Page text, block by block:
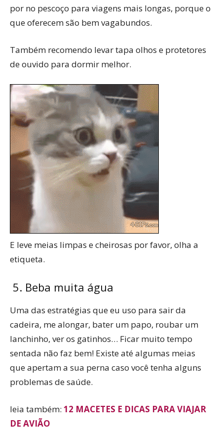
por no pescoço para viagens mais longas, porque o
que oferecem são bem vagabundos.
Também recomendo levar tapa olhos e protetores
de ouvido para dormir melhor.
E leve meias limpas e cheirosas por favor, olha a
etiqueta.
5. Beba muita água
Uma das estratégias que eu uso para sair da
cadeira, me alongar, bater um papo, roubar um
lanchinho, ver os gatinhos… Ficar muito tempo
sentada não faz bem! Existe até algumas meias
que apertam a sua perna caso você tenha alguns
problemas de saúde.
leia também: 12 MACETES E DICAS PARA VIAJAR
DE AVIÃO